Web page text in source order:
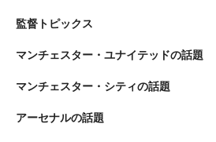
監督トピックス
マンチェスター・ユナイテッドの話題
マンチェスター・シティの話題
アーセナルの話題